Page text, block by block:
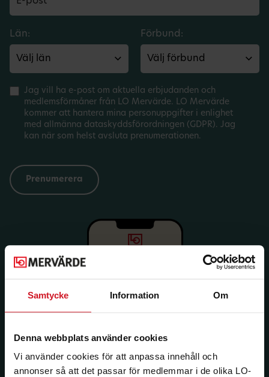
Samtycke Information Om
Denna webbplats använder cookies
Vi använder cookies för att anpassa innehåll och
annonser så att det passar för medlemmar i de olika LO-
Län: Förbund:
Jag vill ha e-post om aktuella erbjudanden och
medlemsförmåner från LO Mervärde. LO Mervärde
kommer att hantera mina personuppgifter i enlighet
med allmänna dataskyddsförordningen (GDPR). Jag
kan när som helst avsluta prenumerationen.